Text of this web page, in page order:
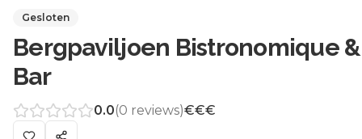
Gesloten
Bergpaviljoen Bistronomique &
Bar
0.0(0 reviews)€€€